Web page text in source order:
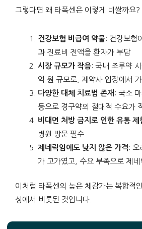
그렇다면 왜 타폭센은 이렇게 비쌀까요?
건강보험 비급여 약물: 건강보험
과 진료비 전액을 환자가 부담
시장 규모가 작음: 국내 조루약
억 원 규모로, 제약사 입장에서
다양한 대체 치료법 존재 : 국소
등으로 경구약의 절대적 수요가
비대면 처방 금지로 인한 유통 제
병원 방문 필수
제네릭임에도 낮지 않은 가격 : 오
가 고가였고, 수요 부족으로 제네
이처럼 타폭센의 높은 체감가는 복합적
성에서 비롯된 것입니다.